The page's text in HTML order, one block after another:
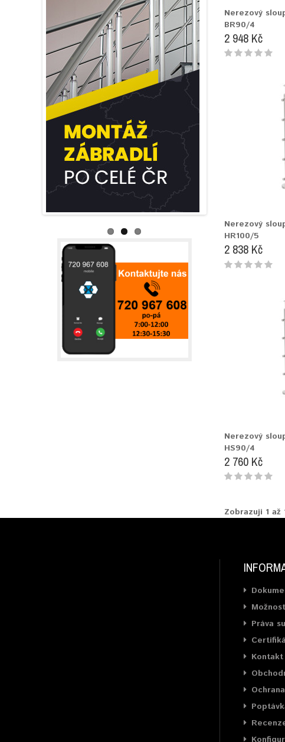
Nerezový
BR90/4
2 948 Kč
Nerezový
HR100/5
2 838 Kč
Nerezový
HS90/4
2 760 Kč
Zobrazuji 1 až
Práva
Kontakt